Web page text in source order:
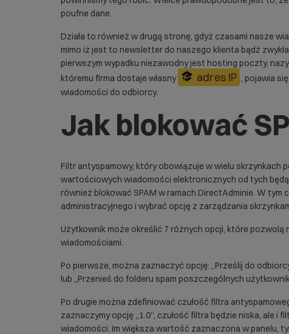
poufne dane.
Działa to również w drugą stronę, gdyż czasami nasze
mimo iż jest to newsletter do naszego klienta bądź
pierwszym wypadku niezawodny jest hosting poczty,
któremu firma dostaje własny
adres IP , pojawia
wiadomości do odbiorcy.
Jak blokować
Filtr antyspamowy, który obowiązuje w wielu skrzynkach
wartościowych wiadomości elektronicznych od tych
również blokować SPAM w ramach DirectAdminie. W tym
administracyjnego i wybrać opcję z zarządzania
Użytkownik może określić 7 różnych opcji, które pozwolą
wiadomościami.
Po pierwsze, można zaznaczyć opcję: „Prześlij do
lub „Przenieś do folderu spam poszczególnych
Po drugie można zdefiniować czułość filtra
zaznaczymy opcję „1.0”, czułość filtra będzie niska, ale i
wiadomości. Im większa wartość zaznaczona w panelu,